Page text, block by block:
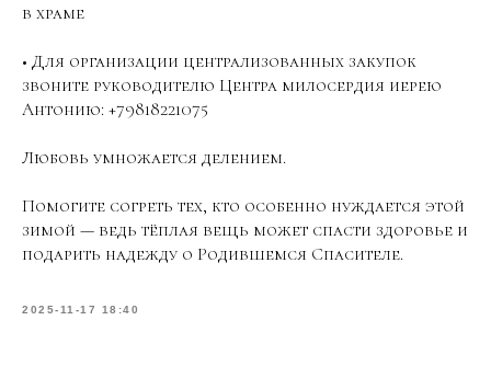
в храме
• Для организации централизованных закупок
звоните руководителю Центра милосердия иерею
Антонию: +79818221075
Любовь умножается делением.
Помогите согреть тех, кто особенно нуждается этой
зимой — ведь тёплая вещь может спасти здоровье и
подарить надежду о Родившемся Спасителе.
2025-11-17 18:40